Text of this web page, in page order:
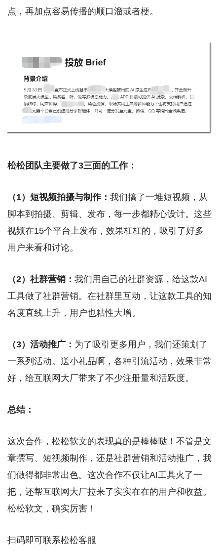
点，再加点容易传播的顺口溜或者梗。
松松团队主要做了3三面的工作：
（1）短视频拍摄与制作： 我们搞了一堆短视频，从
脚本到拍摄、剪辑、发布，每一步都精心设计。这些
视频在15个平台上发布，效果杠杠的，吸引了好多
用户来看和讨论。
（2）社群营销： 我们用自己的社群资源，给这款AI
工具做了社群营销。在社群里互动，让这款工具的知
名度直线上升，用户也粘性大增。
（3）活动推广： 为了吸引更多用户，我们还策划了
一系列活动。送小礼品啊，各种引流活动，效果非常
好，给互联网大厂带来了不少注册量和活跃度。
总结：
这次合作，松松软文的表现真的是棒棒哒！不管是文
章撰写、短视频制作，还是社群营销和活动推广，我
们做得都非常出色。这次合作不仅让AI工具火了一
把，还帮互联网大厂拉来了实实在在的用户和收益。
松松软文，确实厉害！
扫码即可联系松松客服